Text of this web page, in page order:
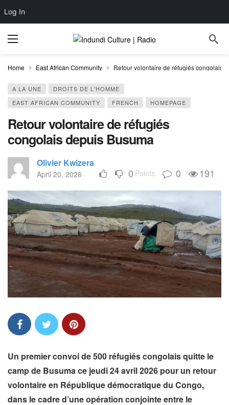
Log In
Home East African Community Retour volontaire de réfugiés congolais
A LA UNE
DROITS DE L'HOMME
EAST AFRICAN COMMUNITY
FRENCH HOMEPAGE
Retour volontaire de réfugiés
congolais depuis Busuma
Olivier Kwizera
April 20, 2026 0 Points 0 191
Un premier convoi de 500 réfugiés congolais quitte le
camp de Busuma ce jeudi 24 avril 2026 pour un retour
volontaire en République démocratique du Congo,
dans le cadre d’une opération conjointe entre le